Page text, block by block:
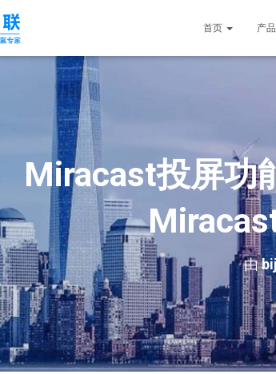
首页 产
Miracast投屏功
由